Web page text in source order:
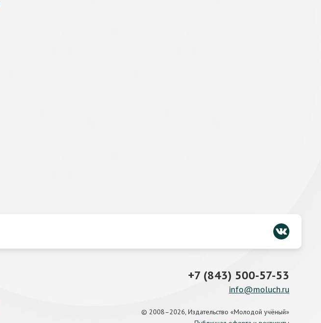
+7 (843) 500-57-53
info@moluch.ru
© 2008–2026, Издательство «Молодой учёный»